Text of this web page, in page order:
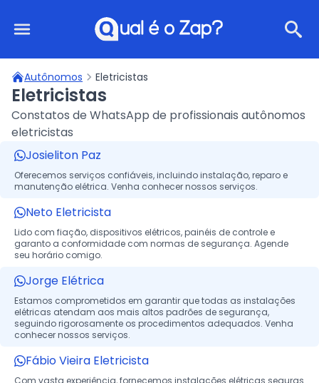
Qual é o Zap?
Autônomos Eletricistas
Eletricistas
Constatos de WhatsApp de profissionais autônomos
eletricistas
Josieliton Paz
Oferecemos serviços confiáveis, incluindo instalação, reparo e
manutenção elétrica. Venha conhecer nossos serviços.
Neto Eletricista
Lido com fiação, dispositivos elétricos, painéis de controle e
garanto a conformidade com normas de segurança. Agende
seu horário comigo.
Jorge Elétrica
Estamos comprometidos em garantir que todas as instalações
elétricas atendam aos mais altos padrões de segurança,
seguindo rigorosamente os procedimentos adequados. Venha
conhecer nossos serviços.
Fábio Vieira Eletricista
Com vasta experiência, fornecemos instalações elétricas seguras